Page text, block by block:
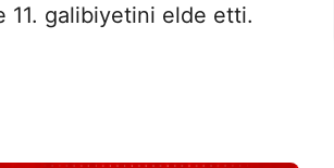
11. galibiyetini elde etti.